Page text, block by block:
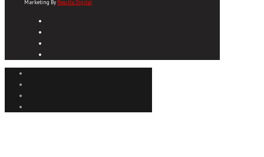
Marketing By Resulta Digital